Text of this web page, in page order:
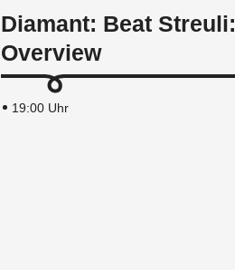
Diamant: Beat Streuli:
Overview
19:00 Uhr